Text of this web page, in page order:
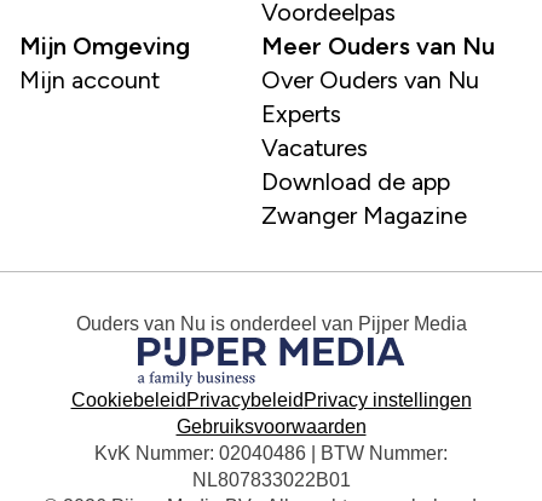
Voordeelpas
Mijn Omgeving
Mijn account
Meer Ouders van Nu
Over Ouders van Nu
Experts
Vacatures
Download de app
Zwanger Magazine
Ouders van Nu is onderdeel van Pijper Media
Cookiebeleid Privacybeleid Privacy instellingen
Gebruiksvoorwaarden
KvK Nummer: 02040486 | BTW Nummer:
NL807833022B01